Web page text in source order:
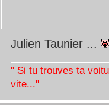
Julien Taunier ...
" Si tu trouves ta
vite..."